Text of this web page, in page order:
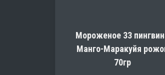
Мороженое 33
Манго-Маракуйя
70гр